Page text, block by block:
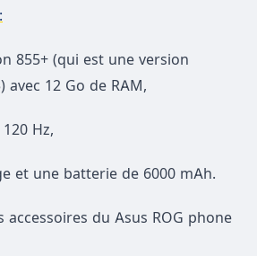
855+ (qui est une version
avec 12 Go de RAM,
Hz,
et une batterie de 6000 mAh.
accessoires du Asus ROG phone